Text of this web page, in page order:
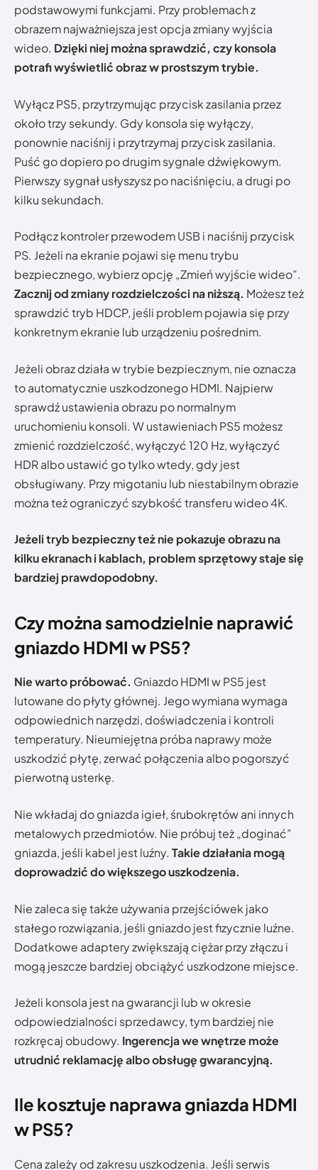
podstawowymi funkcjami. Przy problemach z
obrazem najważniejsza jest opcja zmiany wyjścia
wideo. Dzięki niej można sprawdzić, czy konsola
potrafi wyświetlić obraz w prostszym trybie.
Wyłącz PS5, przytrzymując przycisk zasilania przez
około trzy sekundy. Gdy konsola się wyłączy,
ponownie naciśnij i przytrzymaj przycisk zasilania.
Puść go dopiero po drugim sygnale dźwiękowym.
Pierwszy sygnał usłyszysz po naciśnięciu, a drugi po
kilku sekundach.
Podłącz kontroler przewodem USB i naciśnij przycisk
PS. Jeżeli na ekranie pojawi się menu trybu
bezpiecznego, wybierz opcję „Zmień wyjście wideo”.
Zacznij od zmiany rozdzielczości na niższą. Możesz też
sprawdzić tryb HDCP, jeśli problem pojawia się przy
konkretnym ekranie lub urządzeniu pośrednim.
Jeżeli obraz działa w trybie bezpiecznym, nie oznacza
to automatycznie uszkodzonego HDMI. Najpierw
sprawdź ustawienia obrazu po normalnym
uruchomieniu konsoli. W ustawieniach PS5 możesz
zmienić rozdzielczość, wyłączyć 120 Hz, wyłączyć
HDR albo ustawić go tylko wtedy, gdy jest
obsługiwany. Przy migotaniu lub niestabilnym obrazie
można też ograniczyć szybkość transferu wideo 4K.
Jeżeli tryb bezpieczny też nie pokazuje obrazu na
kilku ekranach i kablach, problem sprzętowy staje się
bardziej prawdopodobny.
Czy można samodzielnie naprawić
gniazdo HDMI w PS5?
Nie warto próbować. Gniazdo HDMI w PS5 jest
lutowane do płyty głównej. Jego wymiana wymaga
odpowiednich narzędzi, doświadczenia i kontroli
temperatury. Nieumiejętna próba naprawy może
uszkodzić płytę, zerwać połączenia albo pogorszyć
pierwotną usterkę.
Nie wkładaj do gniazda igieł, śrubokrętów ani innych
metalowych przedmiotów. Nie próbuj też „doginać”
gniazda, jeśli kabel jest luźny. Takie działania mogą
doprowadzić do większego uszkodzenia.
Nie zaleca się także używania przejściówek jako
stałego rozwiązania, jeśli gniazdo jest fizycznie luźne.
Dodatkowe adaptery zwiększają ciężar przy złączu i
mogą jeszcze bardziej obciążyć uszkodzone miejsce.
Jeżeli konsola jest na gwarancji lub w okresie
odpowiedzialności sprzedawcy, tym bardziej nie
rozkręcaj obudowy. Ingerencja we wnętrze może
utrudnić reklamację albo obsługę gwarancyjną.
Ile kosztuje naprawa gniazda HDMI
w PS5?
Cena zależy od zakresu uszkodzenia. Jeśli serwis